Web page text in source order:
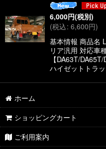
6,000円(税別)
(税込: 6,600円)
基本情報 商品名
リア汎用 対応車
【DA63T/
ハイゼットトラ
ホーム
ショッピングカート
ご利用案内